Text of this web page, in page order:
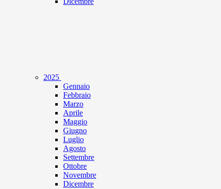
2025
Gennaio
Febbraio
Marzo
Aprile
Maggio
Giugno
Luglio
Agosto
Settembre
Ottobre
Novembre
Dicembre